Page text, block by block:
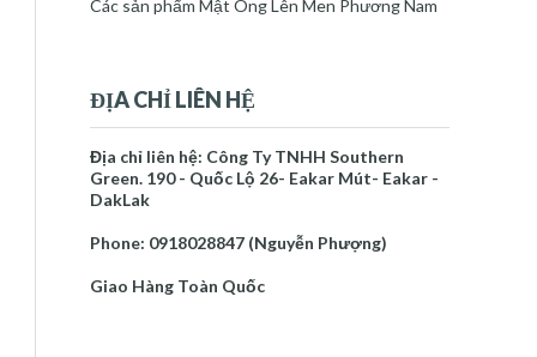
NGUYỄN PHƯỢNG
Tôi là một người thích mày mò
sức khỏe và làm đẹp đến với
mọi người. Tôi cũng là thạc sĩ khoa học cây
trồng, thích làm các sản phẩm chăm sóc cây
Các sản phẩm Mật Ong Lên Men Phương Nam
ĐỊA CHỈ LIÊN HỆ
Địa chỉ liên hệ: Công Ty TNHH Southern
Green. 190 - Quốc Lộ 26- Eakar Mút- Eakar -
DakLak
Phone: 0918028847 (Nguyễn Phượng)
Giao Hàng Toàn Quốc